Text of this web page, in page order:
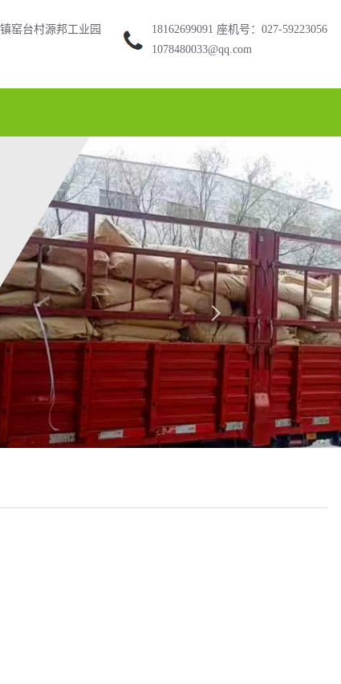
窑台村源邦工业园
18162699091 座机号：027-59223056
1078480033@qq.com